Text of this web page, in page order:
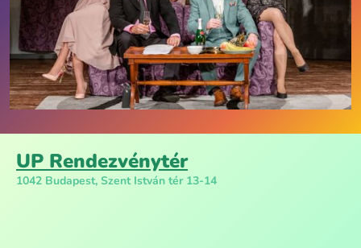
UP Rendezvénytér
1042 Budapest, Szent István tér 13-14